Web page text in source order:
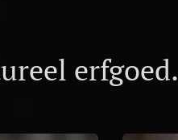
erfgoed.